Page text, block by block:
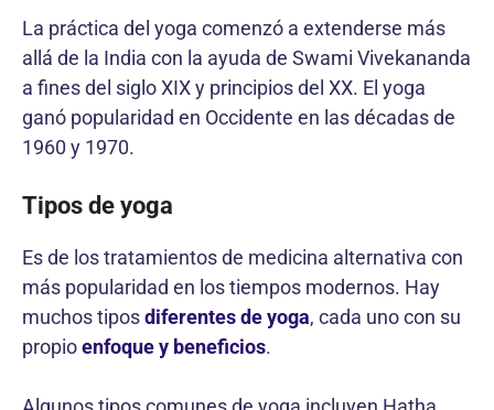
La práctica del yoga comenzó a extenderse más
allá de la India con la ayuda de Swami Vivekananda
a fines del siglo XIX y principios del XX. El yoga
ganó popularidad en Occidente en las décadas de
1960 y 1970.
Tipos de yoga
Es de los tratamientos de medicina alternativa con
más popularidad en los tiempos modernos. Hay
muchos tiposdiferentes de yoga, cada uno con su
propioenfoque y beneficios.